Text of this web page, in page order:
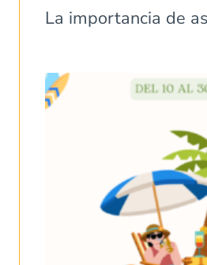
La importancia de